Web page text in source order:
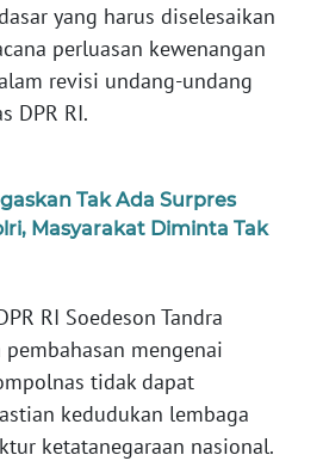
yang harus diselesaikan
perluasan kewenangan
revisi undang-undang
DPR RI.
Tak Ada Surpres
Masyarakat Diminta Tak
RI Soedeson Tandra
mengenai
tidak dapat
kedudukan lembaga
ketatanegaraan nasional.